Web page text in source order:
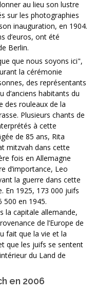
au lieu son lustre
sur les photographies
inauguration, en 1904.
d’euros, ont été
Berlin.
que nous soyons ici",
la cérémonie
des représentants
d’anciens habitants du
des rouleaux de la
Plusieurs chants de
à cette
de 85 ans, Rita
mitzvah dans cette
fois en Allemagne
d’importance, Leo
la guerre dans cette
En 1925, 173 000 juifs
500 en 1945.
la capitale allemande,
de l’Europe de
fait que la vie et la
que les juifs se sentent
du Land de
en 2006